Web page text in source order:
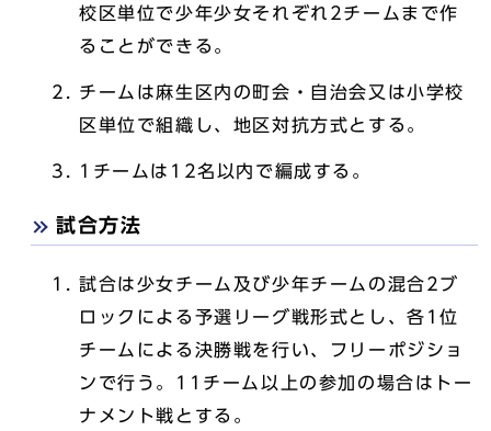
校区単位で少年少女それぞれ2チームまで作
ることができる。
チームは麻生区内の町会・自治会又は小学校
区単位で組織し、地区対抗方式とする。
1チームは12名以内で編成する。
試合方法
試合は少女チーム及び少年チームの混合2ブ
ロックによる予選リーグ戦形式とし、各1位
チームによる決勝戦を行い、フリーポジショ
ンで行う。11チーム以上の参加の場合はトー
ナメント戦とする。